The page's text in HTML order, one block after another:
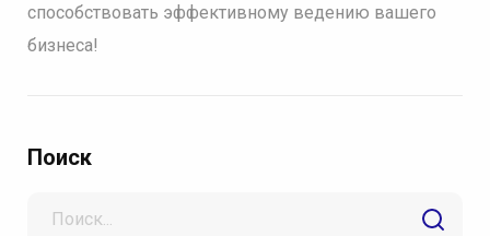
способствовать эффективному ведению вашего
бизнеса!
Поиск